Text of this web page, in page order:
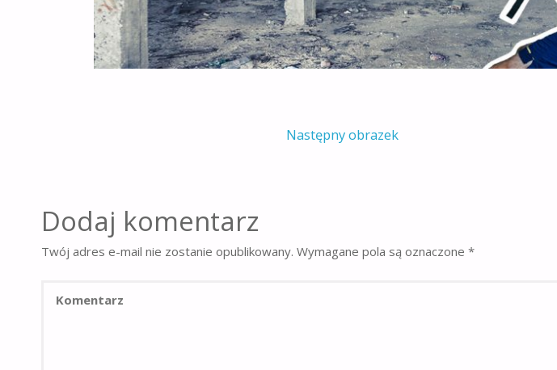
Następny obrazek
Dodaj komentarz
Twój adres e-mail nie zostanie opublikowany. Wymagane pola są oznaczone*